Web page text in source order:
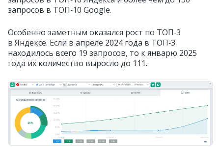
запросов в ТОП‑10 Google.
Особенно заметным оказался рост по ТОП‑3
в Яндексе. Если в апреле 2024 года в ТОП‑3
находилось всего 19 запросов, то к январю 2025
года их количество выросло до 111.